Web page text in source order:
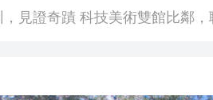
相約深圳，見證奇蹟 科技美術